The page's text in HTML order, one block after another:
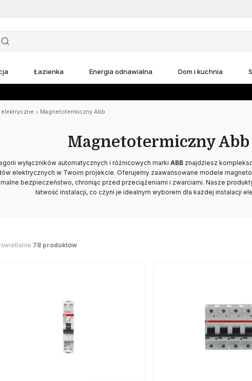
Łazienka Energia odnawialna Dom i kuchnia
Magnetotermiczny Abb
Magnetotermiczny Abb
wyłączników automatycznych i różnicowych marki ABBznajdziesz
elektrycznych w Twoim projekcie. Oferujemy zaawansowane modele
bezpieczeństwo, chroniąc przed przeciążeniami i zwarciami. Nasze
łatwość instalacji, co czyni je idealnym wyborem dla każdej instalacji
78 produktów